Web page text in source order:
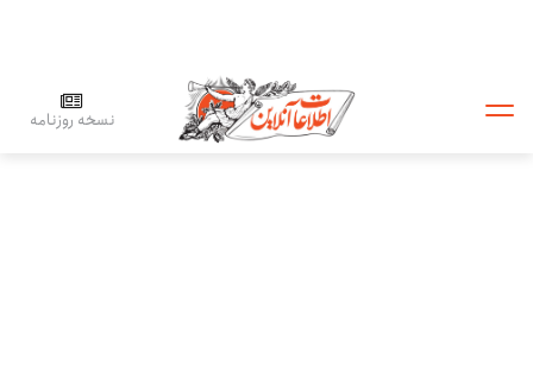
نسخه روزنامه